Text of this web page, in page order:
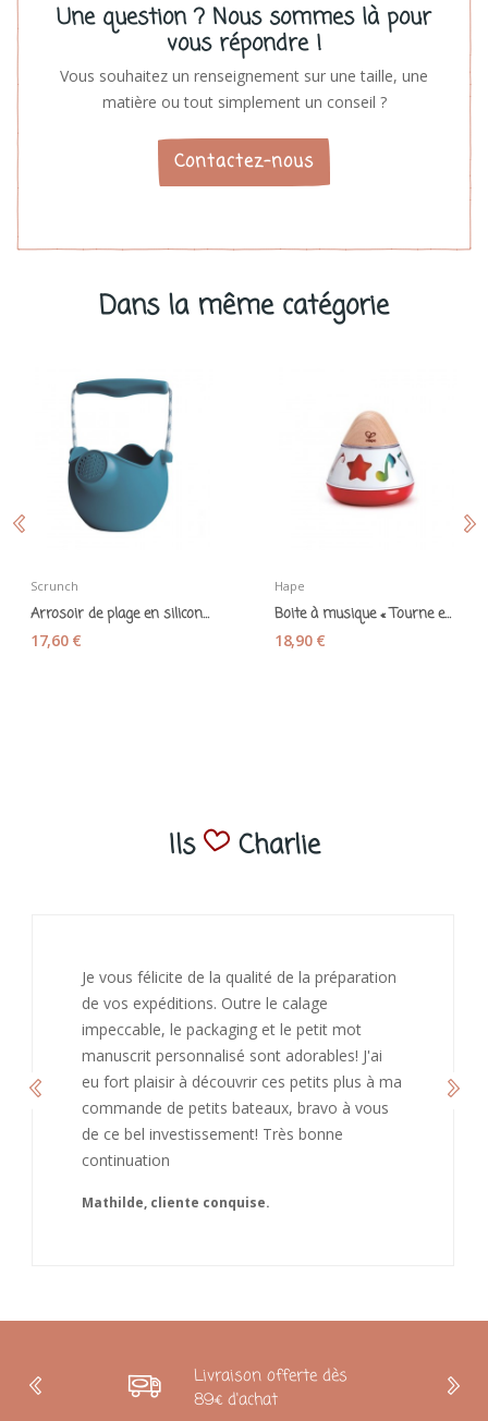
Une question ? Nous sommes là pour
vous répondre !
Vous souhaitez un renseignement sur une taille, une
matière ou tout simplement un conseil ?
Contactez-nous
Dans la même catégorie
Scrunch
Arrosoir de plage en silicone souple "Scrunch...
17,60 €
Hape
Boite à musique « Tourne en rond » - Hape
18,90 €
Ils Charlie
J’ai adoré ouvrir ce paquet votre message est
bienveillant et fait plaisir. Je ne manquerai pas
de recommandé chez vous. Bonne
continuation et merci à vous.
Caroline
Livraison offerte dès
89€ d'achat